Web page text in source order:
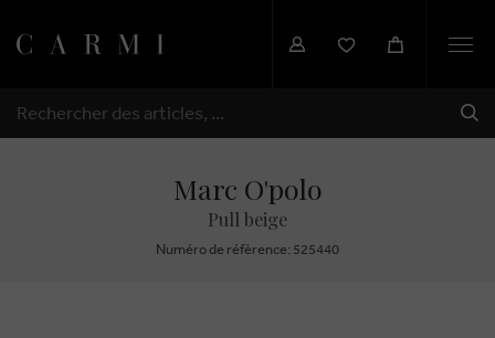
RECHERCHER
Marc O'polo
Pull beige
Numéro de réfèrence: 525440